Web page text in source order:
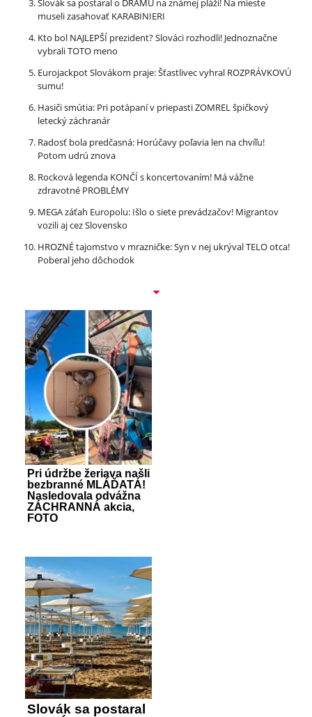
Slovák sa postaral o DRÁMU na známej pláži! Na mieste
museli zasahovať KARABINIERI
Kto bol NAJLEPŠÍ prezident? Slováci rozhodli! Jednoznačne
vybrali TOTO meno
Eurojackpot Slovákom praje: Šťastlivec vyhral ROZPRÁVKOVÚ
sumu!
Hasiči smútia: Pri potápaní v priepasti ZOMREL špičkový
letecký záchranár
Radosť bola predčasná: Horúčavy poľavia len na chvíľu!
Potom udrú znova
Rocková legenda KONČÍ s koncertovaním! Má vážne
zdravotné PROBLÉMY
MEGA záťah Europolu: Išlo o siete prevádzačov! Migrantov
vozili aj cez Slovensko
HROZNÉ tajomstvo v mrazničke: Syn v nej ukrýval TELO otca!
Poberal jeho dôchodok
Pri údržbe žeriava našli
bezbranné MLÁĎATÁ!
Nasledovala odvážna
ZÁCHRANNÁ akcia,
FOTO
Slovák sa postaral